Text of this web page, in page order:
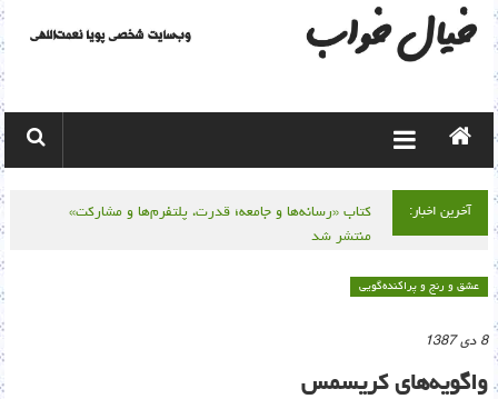
Skip
content
آخرین اخبار:
کتاب «رسانه‌ها و جامعه؛ قدرت، پلتفرم‌ها و مشارکت»
منتشر شد
عشق و رنج و پراکنده‌گویی
8 دی 1387
واگویه‌های کریسمس